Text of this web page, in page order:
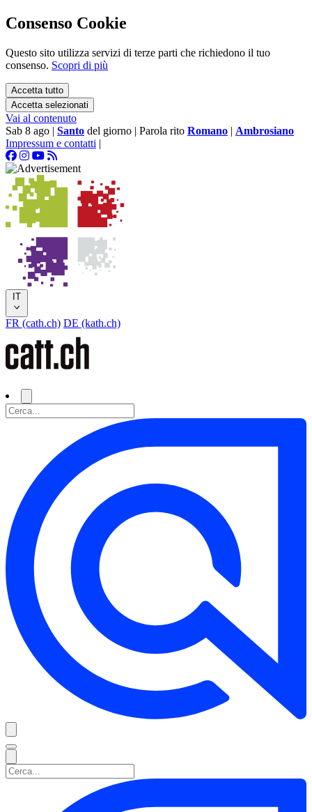
Consenso Cookie
Questo sito utilizza servizi di terze parti che richiedono il tuo
consenso. Scopri di più
Accetta tutto
Accetta selezionati
Vai al contenuto
Sab 8 ago | Santo del giorno | Parola rito Romano | Ambrosiano
Impressum e contatti |
IT
FR (cath.ch) DE (kath.ch)